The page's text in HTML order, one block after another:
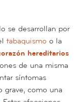
se desarrollan por
tabaquismo o la
hereditarios
de una misma
síntomas
grave, como una